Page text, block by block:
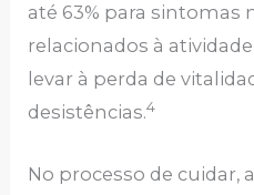
até 63% para sintomas
relacionados à
levar à perda de
desistências.4
No processo de cuidar,